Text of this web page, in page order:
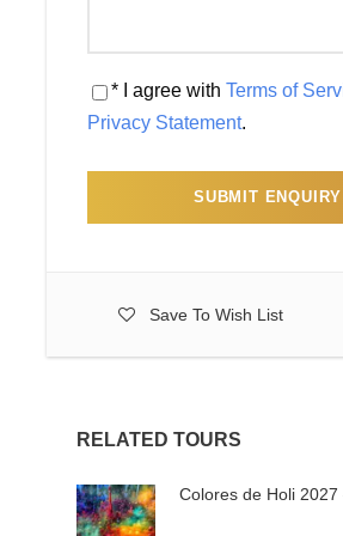
* I agree with Terms of
Privacy Statement.
Save To Wish List
RELATED TOURS
Colores de Holi
DÍA 05 – JAIPUR - FATEHPUR
Desayuno. Salida por la mañana hacia
ciudad construida por Akbar y
aparentemente por falta de agua.
quienes lo contemplan. Cena en Hotel.
internacional de Delhi para tomar el